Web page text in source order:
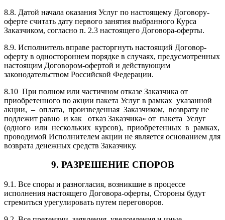
8.8. Датой начала оказания Услуг по настоящему Договору-
оферте считать дату первого занятия выбранного Курса
Заказчиком, согласно п. 2.3 настоящего Договора-оферты.
8.9. Исполнитель вправе расторгнуть настоящий Договор-
оферту в одностороннем порядке в случаях, предусмотренных
настоящим Договором-офертой и действующим
законодательством Российской Федерации.
8.10 При полном или частичном отказе Заказчика от
приобретенного по акции пакета Услуг в рамках указанной
акции, – оплата, произведенная Заказчиком, возврату не
подлежит равно и как отказ Заказчика» от пакета Услуг
(одного или нескольких курсов), приобретенных в рамках,
проводимой Исполнителем акции не является основанием для
возврата денежных средств Заказчику.
9. РАЗРЕШЕНИЕ СПОРОВ
9.1. Все споры и разногласия, возникшие в процессе
исполнения настоящего Договора-оферты, Стороны будут
стремиться урегулировать путем переговоров.